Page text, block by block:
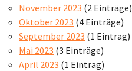
November 2023 (2 Einträge)
Oktober 2023 (4 Einträge)
September 2023 (1 Eintrag)
Mai 2023 (3 Einträge)
April 2023 (1 Eintrag)